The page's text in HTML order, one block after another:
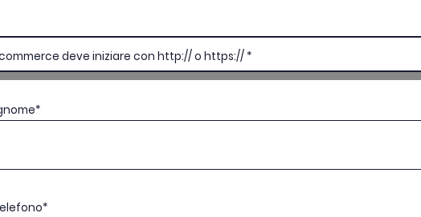
deve iniziare con http:// o https:// *